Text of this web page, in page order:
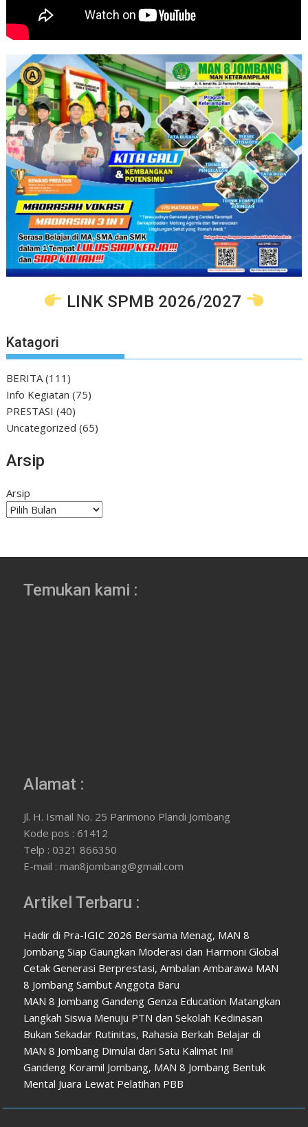
LINK SPMB 2026/2027
Katagori
BERITA(111)
Info Kegiatan (75)
PRESTASI (40)
Uncategorized (65)
Arsip
Arsip
Temukan kami :
Alamat :
Jl. H. Ismail No. 25 Parimono Plandi Jombang
Kode pos : 61412
Telp : 0321 866350
E-mail : man8jombang@gmail.com
Artikel Terbaru :
Hadir di Pra-IGIC 2026 Bersama Menag, MAN 8
Jombang Siap Gaungkan Moderasi dan Harmoni Global
Cetak Generasi Berprestasi, Ambalan Ambarawa MAN
8 Jombang Sambut Anggota Baru
MAN 8 Jombang Gandeng Genza Education Matangkan
Langkah Siswa Menuju PTN dan Sekolah Kedinasan
Bukan Sekadar Rutinitas, Rahasia Berkah Belajar di
MAN 8 Jombang Dimulai dari Satu Kalimat Ini!
Gandeng Koramil Jombang, MAN 8 Jombang Bentuk
Mental Juara Lewat Pelatihan PBB